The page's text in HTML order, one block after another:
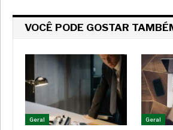
VOCÊ PODE GOSTAR
Geral Geral